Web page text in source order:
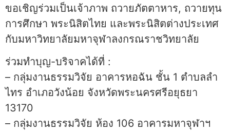
ขอเชิญร่วมเป็นเจ้าภาพ ถวายภัตตาหาร, ถวายทุน
การศึกษา พระนิสิตไทย และพระนิสิตต่างประเทศ
กับมหาวิทยาลัยมหาจุฬาลงกรณราชวิทยาลัย
ร่วมทำบุญ-บริจาคได้ที่ :
– กลุ่มงานธรรมวิจัย อาคารหอฉัน ชั้น 1 ตำบลลำ
ไทร อำเภอวังน้อย จังหวัดพระนครศรีอยุธยา
13170
– กลุ่มงานธรรมวิจัย ห้อง 106 อาคารมหาจุฬาฯ